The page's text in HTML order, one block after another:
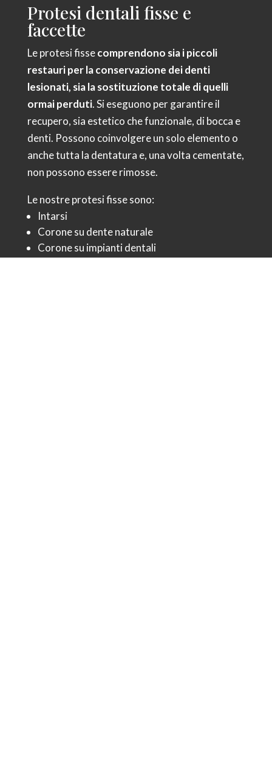
Protesi dentali fisse e
faccette
Le protesi fissecomprendono sia i piccoli
restauri per la conservazione dei denti
lesionati, sia la sostituzione totale di quelli
ormai perduti. Si eseguono per garantire il
recupero, sia estetico che funzionale, di bocca e
denti. Possono coinvolgere un solo elemento o
anche tutta la dentatura e, una volta cementate,
non possono essere rimosse.
Le nostre protesi fisse sono:
Intarsi
Corone su dente naturale
Corone su impianti dentali